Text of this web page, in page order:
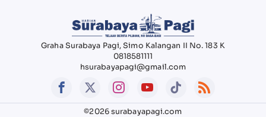
Graha Surabaya Pagi, Simo Kalangan II No. 183 K
0818581111
hsurabayapagi@gmail.com
©2026 surabayapagi.com